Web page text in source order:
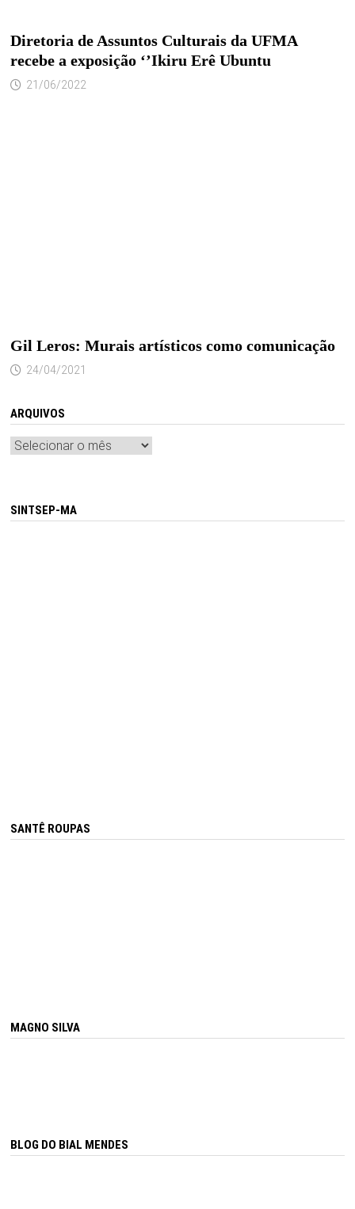
Diretoria de Assuntos Culturais da UFMA
recebe a exposição ‘’Ikiru Erê Ubuntu
21/06/2022
Gil Leros: Murais artísticos como comunicação
24/04/2021
ARQUIVOS
Arquivos
SINTSEP-MA
SANTÊ ROUPAS
MAGNO SILVA
BLOG DO BIAL MENDES